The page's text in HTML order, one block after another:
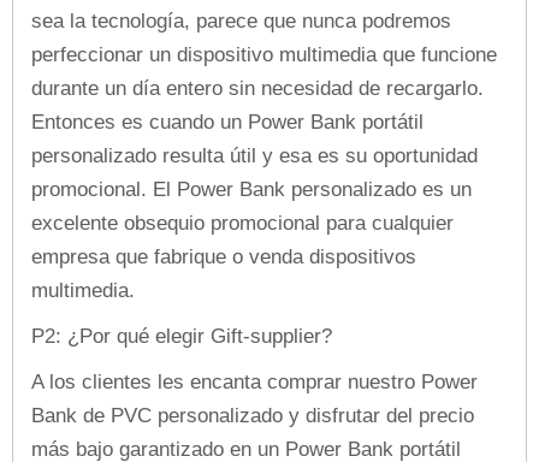
sea la tecnología, parece que nunca podremos
perfeccionar un dispositivo multimedia que funcione
durante un día entero sin necesidad de recargarlo.
Entonces es cuando un Power Bank portátil
personalizado resulta útil y esa es su oportunidad
promocional. El Power Bank personalizado es un
excelente obsequio promocional para cualquier
empresa que fabrique o venda dispositivos
multimedia.
P2: ¿Por qué elegir Gift-supplier?
A los clientes les encanta comprar nuestro Power
Bank de PVC personalizado y disfrutar del precio
más bajo garantizado en un Power Bank portátil